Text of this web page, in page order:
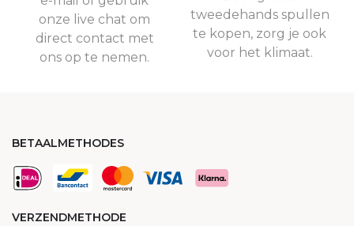
onze live chat om
direct contact met
ons op te nemen.
tweedehands spullen
te kopen, zorg je ook
voor het klimaat.
BETAALMETHODES
VERZENDMETHODE